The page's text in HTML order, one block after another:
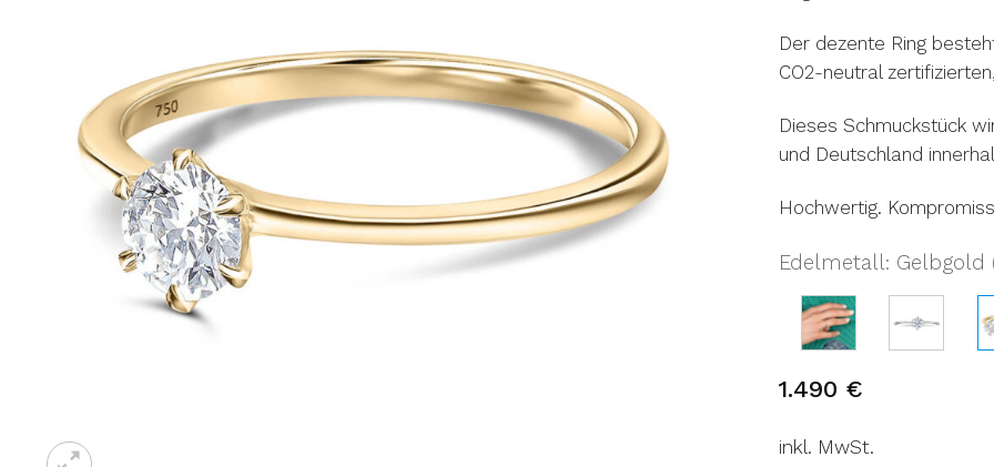
Der dezente Ring
CO2-neutral
Dieses Schmuckstück
und Deutschland
Hochwertig.
Edelmetall: Gelbgold
1.490 €
inkl. MwSt.